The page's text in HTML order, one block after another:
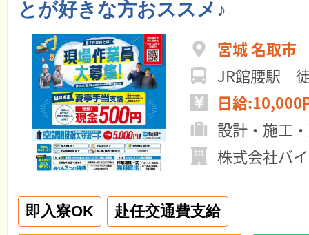
とが好きな方おススメ♪
宮城 名取市
JR館腰駅
日給:10,000
設計・施工
株式会社バ
即入寮OK 赴任交通費支給